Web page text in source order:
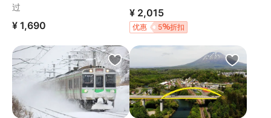
过
¥ 1,690
¥ 2,015
5 折扣
优惠